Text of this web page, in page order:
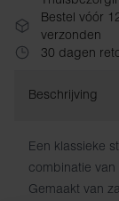
Bestel vóór
verzonden
30 dagen
Beschrijving
Een klassieke
combinatie
Gemaakt van